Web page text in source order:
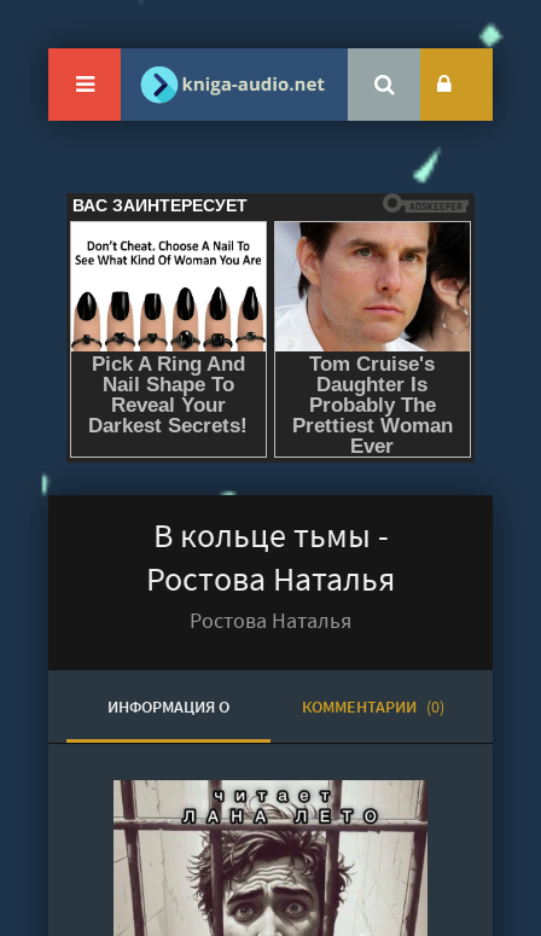
В кольце тьмы -
Ростова Наталья
Ростова Наталья
ИНФОРМАЦИЯ О
АУДИОКНИГЕ
КОММЕНТАРИИ (0)